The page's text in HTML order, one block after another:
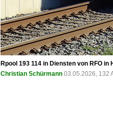
Rpool 193 114 in Diensten von RFO
Christian Schürmann 03.05.2026, 132